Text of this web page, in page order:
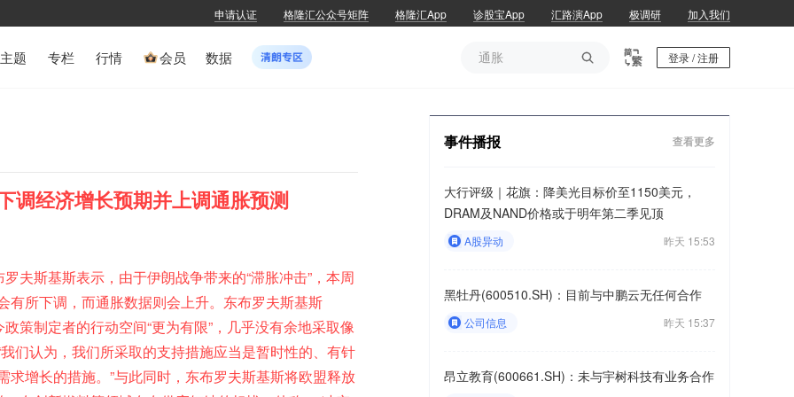
申请认证 格隆汇公众号矩阵 格隆汇App 诊股宝App 汇路演App 极调研 加入我们
主题 专栏 行情 会员 数据 
通胀
登录 / 注册
调经济增长预期并上调通胀预测
夫斯基斯表示，由于伊朗战争带来的“滞胀冲击”，本周
所下调，而通胀数据则会上升。东布罗夫斯基斯
策制定者的行动空间“更为有限”，几乎没有余地采取像
们认为，我们所采取的支持措施应当是暂时性的、有针
增长的措施。”与此同时，东布罗夫斯基斯将欧盟释放
事件播报 查看更多
大行评级｜花旗：降美光目标价至1150美元，
DRAM及NAND价格或于明年第二季见顶
A股异动 昨天 15:53
黑牡丹(600510.SH)：目前与中鹏云无任何合作
公司信息 昨天 15:37
昂立教育(600661.SH)：未与宇树科技有业务合作